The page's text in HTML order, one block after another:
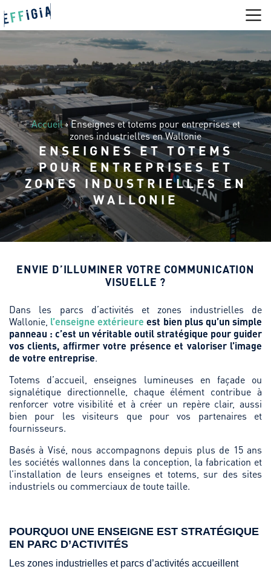
Accueil›Enseignes et totems pour entreprises et
zones industrielles en Wallonie
ENSEIGNES ET TOTEMS
POUR ENTREPRISES ET
ZONES INDUSTRIELLES EN
WALLONIE
ENVIE D’ILLUMINER VOTRE COMMUNICATION
VISUELLE ?
Dans les parcs d’activités et zones industrielles de
Wallonie, l’enseigne extérieure est bien plus qu’un simple
panneau : c’est un véritable outil stratégique pour guider
vos clients, affirmer votre présence et valoriser l’image
de votre entreprise.
Totems d’accueil, enseignes lumineuses en façade ou
signalétique directionnelle, chaque élément contribue à
renforcer votre visibilité et à créer un repère clair, aussi
bien pour les visiteurs que pour vos partenaires et
fournisseurs.
Basés à Visé, nous accompagnons depuis plus de 15 ans
les sociétés wallonnes dans la conception, la fabrication et
l’installation de leurs enseignes et totems, sur des sites
industriels ou commerciaux de toute taille.
POURQUOI UNE ENSEIGNE EST STRATÉGIQUE
EN PARC D’ACTIVITÉS
Les zones industrielles et parcs d’activités accueillent